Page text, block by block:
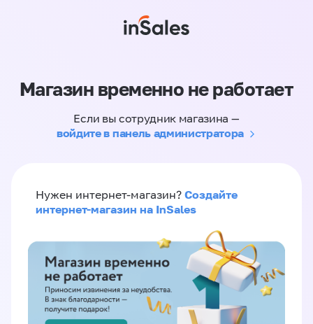
Магазин временно не работает
Если вы сотрудник магазина —
войдите в панель администратора
Нужен интернет-магазин? Создайте
интернет-магазин на InSales